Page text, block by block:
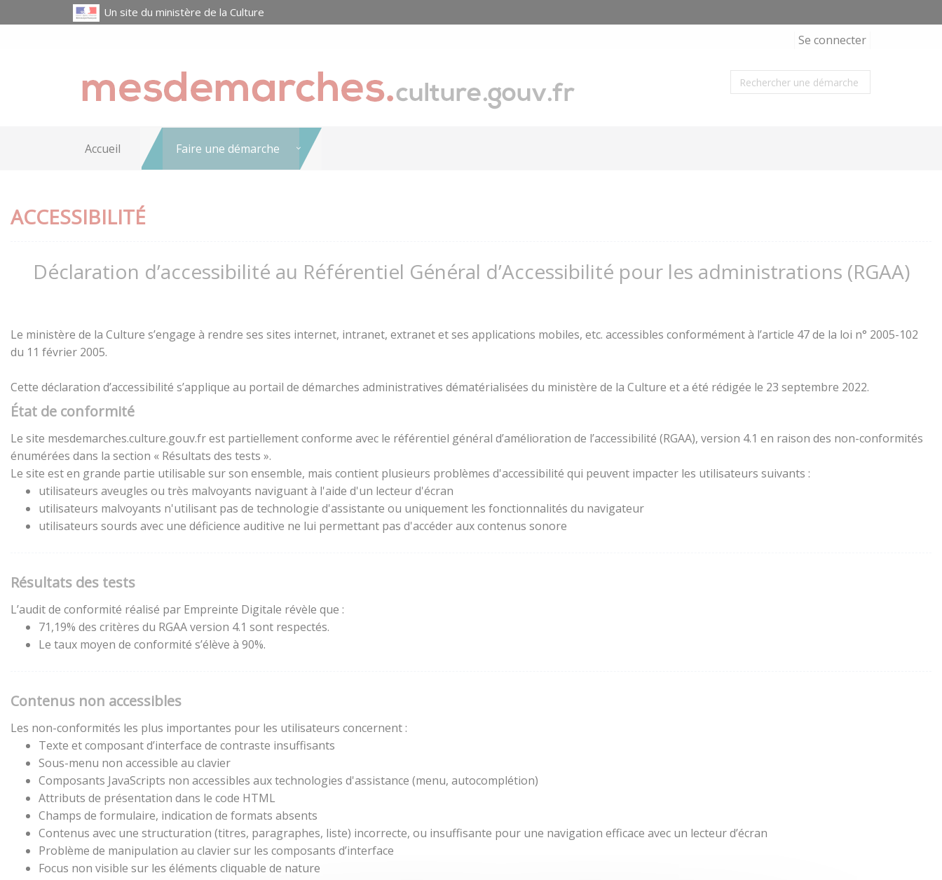
Un site du ministère de la Culture
Se connecter
Accueil Faire une démarche
ACCESSIBILITÉ
Déclaration d’accessibilité au Référentiel Général d’Accessibilité pour les administrations (RGAA)
Le ministère de la Culture s’engage à rendre ses sites internet, intranet, extranet et ses applications mobiles, etc. accessibles conformément à l’article 47 de la loi n° 2005-102
du 11 février 2005.
Cette déclaration d’accessibilité s’applique au portail de démarches administratives dématérialisées du ministère de la Culture et a été rédigée le 23 septembre 2022.
État de conformité
Le site mesdemarches.culture.gouv.fr est partiellement conforme avec le référentiel général d’amélioration de l’accessibilité (RGAA), version 4.1 en raison des non-conformités
énumérées dans la section « Résultats des tests ».
Le site est en grande partie utilisable sur son ensemble, mais contient plusieurs problèmes d'accessibilité qui peuvent impacter les utilisateurs suivants :
utilisateurs aveugles ou très malvoyants naviguant à l'aide d'un lecteur d'écran
utilisateurs malvoyants n'utilisant pas de technologie d'assistante ou uniquement les fonctionnalités du navigateur
utilisateurs sourds avec une déficience auditive ne lui permettant pas d'accéder aux contenus sonore
Résultats des tests
L’audit de conformité réalisé par Empreinte Digitale révèle que :
71,19% des critères du RGAA version 4.1 sont respectés.
Le taux moyen de conformité s’élève à 90%.
Contenus non accessibles
Les non-conformités les plus importantes pour les utilisateurs concernent :
Texte et composant d’interface de contraste insuffisants
Sous-menu non accessible au clavier
Composants JavaScripts non accessibles aux technologies d'assistance (menu, autocomplétion)
Attributs de présentation dans le code HTML
Champs de formulaire, indication de formats absents
Contenus avec une structuration (titres, paragraphes, liste) incorrecte, ou insuffisante pour une navigation efficace avec un lecteur d’écran
Problème de manipulation au clavier sur les composants d’interface
Focus non visible sur les éléments cliquable de nature